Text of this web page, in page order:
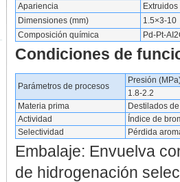
Apariencia
Dimensiones (mm)
1.5×3-10
Composición química
Pd-Pt-
Condiciones de
Parámetros de procesos
Presión
1.8-2.2
Materia prima
Destilados
Actividad
Índice de
Selectividad
Pérdida
Embalaje: Envuelva
de hidrogenación